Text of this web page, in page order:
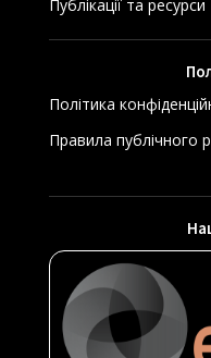
Публікації та ресурси
Політика
Правила публічного